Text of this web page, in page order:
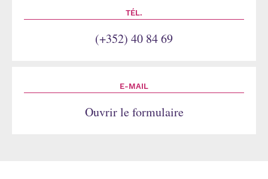
TÉL.
(+352) 40 84 69
E-MAIL
Ouvrir le formulaire